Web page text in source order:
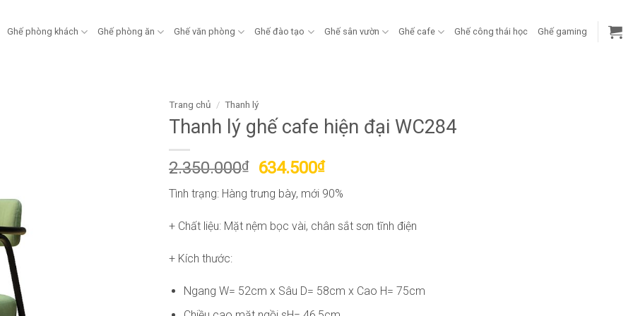
Ghế phòng khách Ghế phòng ăn Ghế văn phòng Ghế đào tạo Ghế sân vườn Ghế cafe Ghế công thái học Ghế gaming
Trang chủ / Thanh lý
Thanh lý ghế cafe hiện đại WC284
2.350.000₫
Giá
gốc
là:
2.350.000₫.
634.500₫Giá
hiện
tại
là:
634.500₫.
Tình trạng: Hàng trưng bày, mới 90%
+ Chất liệu: Mặt nệm bọc vài, chân sắt sơn tĩnh điện
+ Kích thước:
Ngang W= 52cm x Sâu D= 58cm x Cao H= 75cm